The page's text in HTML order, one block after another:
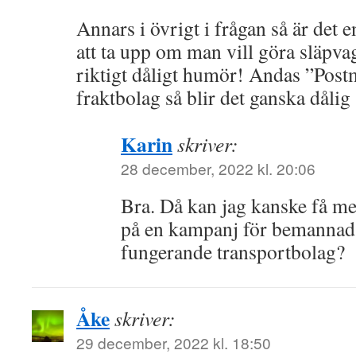
Annars i övrigt i frågan så är det
att ta upp om man vill göra
riktigt dåligt humör! Andas
fraktbolag så blir det ganska
Karinskriver:
28 december, 2022 kl. 20:06
Bra. Då kan jag kanske få
på en kampanj för
fungerande transportbolag?
Åkeskriver:
29 december, 2022 kl. 18:50